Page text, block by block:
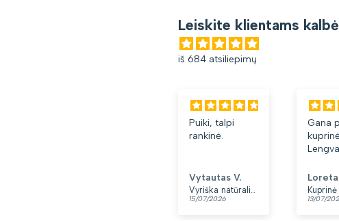
Leiskite klientams
iš 684 atsiliepimų
Puiki, talpi
rankinė.
Vytautas V.
Vyriška natūralios odos rankinė per petį „Rovicky“, juoda
15/07/2026
Gana
kuprinė.
Lengva ir
Patinka,
yra du
Loreta G.
13/07/2026